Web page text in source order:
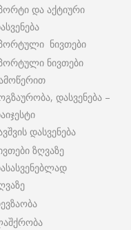
და აქტიური
ნივთები
ნივთები
დასვენება –
დასვენება
ზღვაზე